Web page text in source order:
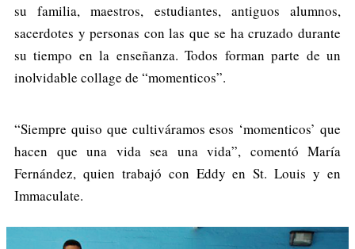
su familia, maestros, estudiantes, antiguos alumnos,
sacerdotes y personas con las que se ha cruzado durante
su tiempo en la enseñanza. Todos forman parte de un
inolvidable collage de “momenticos”.
“Siempre quiso que cultiváramos esos ‘momenticos’ que
hacen que una vida sea una vida”, comentó María
Fernández, quien trabajó con Eddy en St. Louis y en
Immaculate.